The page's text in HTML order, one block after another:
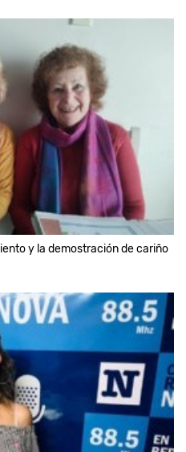
y la demostración de cariño